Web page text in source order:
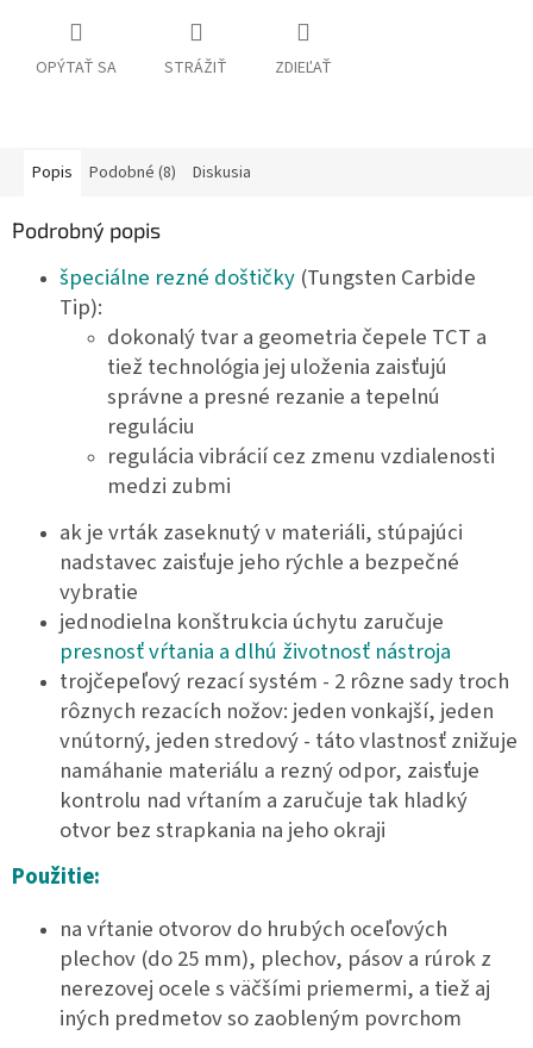
OPÝTAŤ SA STRÁŽIŤ ZDIEĽAŤ
Popis Podobné (8) Diskusia
Podrobný popis
špeciálne rezné doštičky (Tungsten Carbide
Tip):
dokonalý tvar a geometria čepele TCT a
tiež technológia jej uloženia zaisťujú
správne a presné rezanie a tepelnú
reguláciu
regulácia vibrácií cez zmenu vzdialenosti
medzi zubmi
ak je vrták zaseknutý v materiáli, stúpajúci
nadstavec zaisťuje jeho rýchle a bezpečné
vybratie
jednodielna konštrukcia úchytu zaručuje
presnosť vŕtania a dlhú životnosť nástroja
trojčepeľový rezací systém - 2 rôzne sady troch
rôznych rezacích nožov: jeden vonkajší, jeden
vnútorný, jeden stredový - táto vlastnosť znižuje
namáhanie materiálu a rezný odpor, zaisťuje
kontrolu nad vŕtaním a zaručuje tak hladký
otvor bez strapkania na jeho okraji
Použitie:
na vŕtanie otvorov do hrubých oceľových
plechov (do 25 mm), plechov, pásov a rúrok z
nerezovej ocele s väčšími priemermi, a tiež aj
iných predmetov so zaobleným povrchom